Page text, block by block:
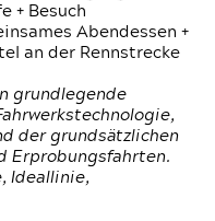
+ Besuch
Abendessen +
an der Rennstrecke
grundlegende
der grundsätzlichen
Erprobungsfahrten.
Ideallinie,